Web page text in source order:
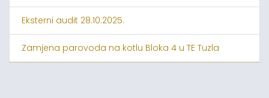
Eksterni audit 28.10.2025.
Zamjena parovoda na kotlu Bloka 4 u TE Tuzla